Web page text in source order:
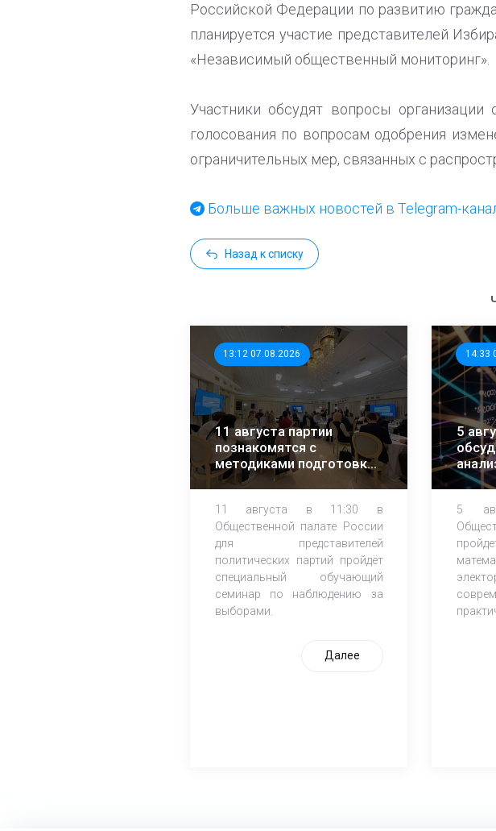
Российской Федерации по развитию
планируется участие представителей
«Независимый общественный мониторинг».
Участники обсудят вопросы
голосования по вопросам одобрения
ограничительных мер, связанных с
Больше важных новостей в Telegram-
Назад к списку
13:12 07.08.2026
11 августа партии
познакомятся с
методиками подготовки
независимых
11 августа в 11:30 в
Общественной палате России
для представителей
политических партий пройдёт
специальный обучающий
семинар по наблюдению за
выборами.
Далее
14:33
5
ЕДГ-
5